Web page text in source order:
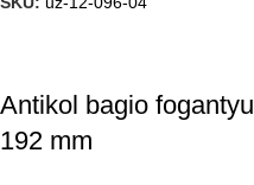
Antikol bagio fogantyu
192 mm